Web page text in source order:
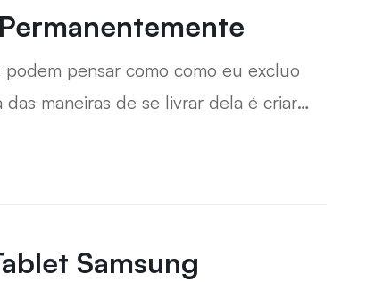
podem pensar como como eu excluo
maneiras de se livrar dela é criar
que você saiba como remover a
Samsung